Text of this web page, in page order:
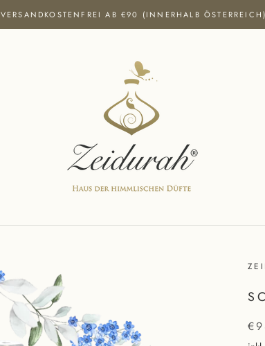
VERSANDKOSTENFREI AB €90 (INNERHALB ÖSTERREICH)